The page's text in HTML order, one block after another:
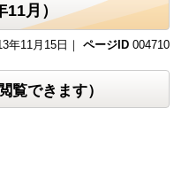
月）
年11月15日｜ ページID 004710
覧できます）